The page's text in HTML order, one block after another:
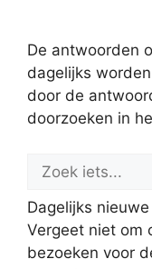
De antwoorden
dagelijks
door de
doorzoeken in
Dagelijks
Vergeet niet om
bezoeken voor